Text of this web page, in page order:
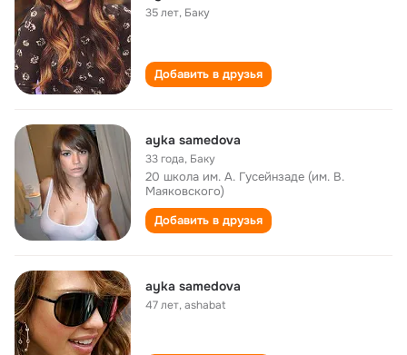
35 лет, Баку
Добавить в друзья
ayka samedova
33 года, Баку
20 школа им. А. Гусейнзаде (им. В.
Маяковского)
Добавить в друзья
ayka samedova
47 лет,ashabat